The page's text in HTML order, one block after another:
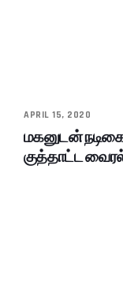
APRIL 15, 2020
மகனுடன்
குத்தாட்ட